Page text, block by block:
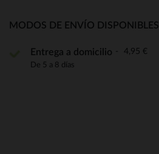
MODOS DE ENVÍO DISPONIBLES
Entrega a domicilio 4,95 €
De 5 a 8 días